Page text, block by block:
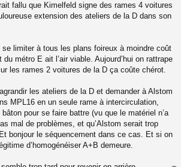
fallu que Kimelfeld signe des rames 4 voitures
extension des ateliers de la D dans son
se limiter à tous les plans foireux à moindre coût
métro E ait l’air viable. Aujourd’hui on rattrape
les rames 2 voitures de la D ça coûte chérot.
les ateliers de la D et demander à Alstom
MPL16 en un seule rame à intercirculation,
pour se faire battre (vu que le matériel n’a
mal de problèmes, et qu’Alstom serait trop
bonjour le séquencement dans ce cas. Et si on
d’homogénéiser A+B demeure.